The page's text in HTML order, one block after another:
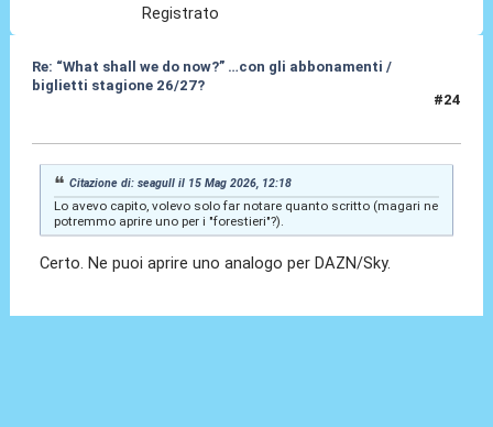
Registrato
Re: “What shall we do now?” …con gli abbonamenti /
biglietti stagione 26/27?
#24
Citazione di: seagull il 15 Mag 2026, 12:18
Lo avevo capito, volevo solo far notare quanto scritto (magari ne
potremmo aprire uno per i "forestieri"?).
Certo. Ne puoi aprire uno analogo per DAZN/Sky.